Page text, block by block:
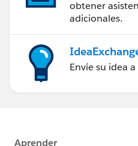
obtener
adicionales.
Envíe su idea